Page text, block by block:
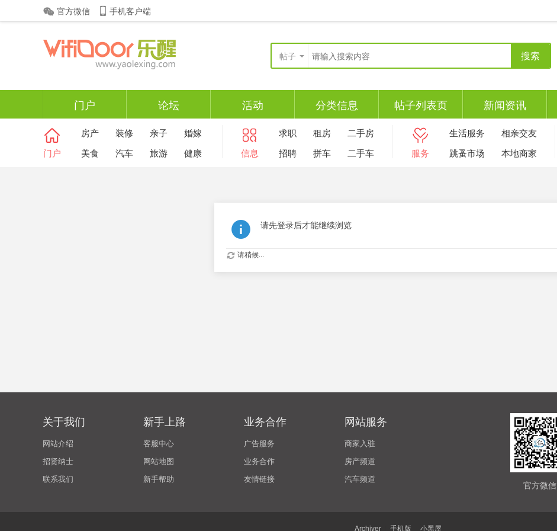
官方微信 手机客户端
帖子 搜索
门户 论坛 活动 分类信息 帖子列表页 新闻资讯
门户
房产 装修 亲子
婚嫁
美食
汽车 旅游 健康 信息
求职 租房
二手房
招聘
拼车 二手车 服务
生活服务
相亲交友
跳蚤市场
本地商家
请先登录后才能继续浏览
请稍候...
关于我们
网站介绍
招贤纳士
联系我们
新手上路
客服中心
网站地图
新手帮助
业务合作
广告服务
业务合作
友情链接
网站服务
商家入驻
房产频道
汽车频道
官方微信
Archiver 手机版 小黑屋